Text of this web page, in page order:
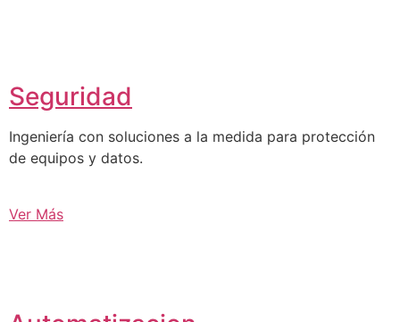
Seguridad
Ingeniería con soluciones a la medida para protección
de equipos y datos.
Ver Más